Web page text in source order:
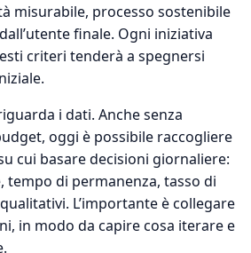
misurabile, processo sostenibile
finale. Ogni iniziativa
criteri tenderà a spegnersi
i dati. Anche senza
oggi è possibile raccogliere
cui basare decisioni giornaliere:
tempo di permanenza, tasso di
L’importante è collegare
in modo da capire cosa iterare e